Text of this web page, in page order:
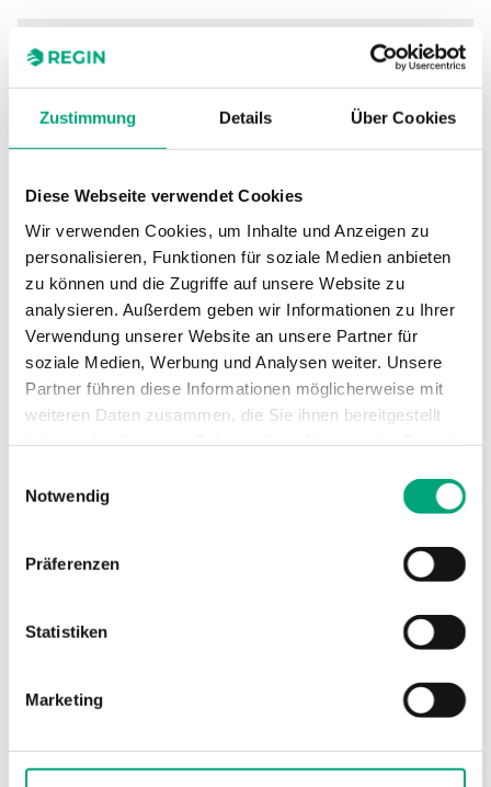
Zustimmung Details Über Cookies
Diese Webseite verwendet Cookies
Wir verwenden Cookies, um Inhalte und Anzeigen zu
personalisieren, Funktionen für soziale Medien anbieten
zu können und die Zugriffe auf unsere Website zu
analysieren. Außerdem geben wir Informationen zu Ihrer
Verwendung unserer Website an unsere Partner für
soziale Medien, Werbung und Analysen weiter. Unsere
Partner führen diese Informationen möglicherweise mit
weiteren Daten zusammen, die Sie ihnen bereitgestellt
Notwendig
Präferenzen
Statistiken
Marketing
Exigo Vido 4.3 (EN)
Exigo Vido 4.3 (DE)
Exigo Vido 4.X (EN, SV, DE, FR, IT)
Benutzerhandbuch
Exigo 4.3 (EN)
Handbuch Exigo 4.3 (DE)
Exigo 4.3 Vorkonfigurierte Beispiele (DE)
(EN)